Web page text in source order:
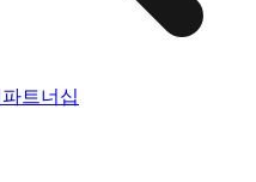
파트너십